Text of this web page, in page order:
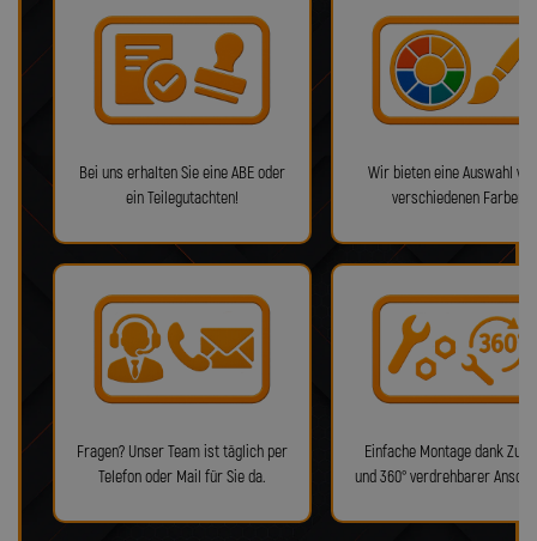
Bei uns erhalten Sie eine ABE oder
ein Teilegutachten!
Wir bieten eine Auswahl
verschiedenen Farben!
Fragen? Unser Team ist täglich per
Telefon oder Mail für Sie da.
Einfache Montage dank
und 360° verdrehbarer